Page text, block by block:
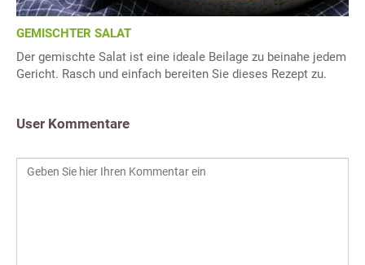
GEMISCHTER SALAT
Der gemischte Salat ist eine ideale Beilage zu beinahe jedem
Gericht. Rasch und einfach bereiten Sie dieses Rezept zu.
User Kommentare